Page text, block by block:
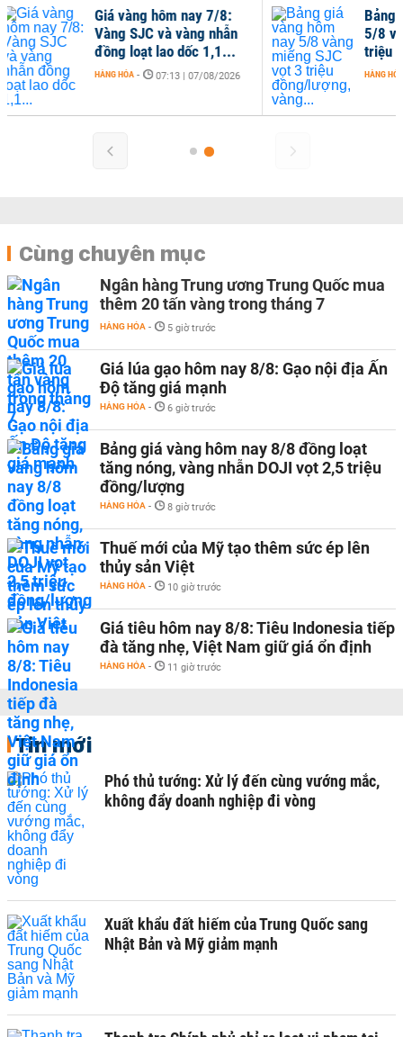
hôm nay 7/8:
và vàng nhẫn
lao dốc 1,1...
07:13 | 07/08/2026
Bảng giá vàng hôm nay
5/8 vàng miếng SJC vọt 3
triệu đồng/lượng, vàng...
HÀNG HÓA - 13:26 | 05/08/2026
Cùng chuyên mục
Ngân hàng Trung ương Trung Quốc mua
thêm 20 tấn vàng trong tháng 7
HÀNG HÓA - 5 giờ trước
Giá lúa gạo hôm nay 8/8: Gạo nội địa Ấn
Độ tăng giá mạnh
HÀNG HÓA - 6 giờ trước
Bảng giá vàng hôm nay 8/8 đồng loạt
tăng nóng, vàng nhẫn DOJI vọt 2,5 triệu
đồng/lượng
HÀNG HÓA - 8 giờ trước
Thuế mới của Mỹ tạo thêm sức ép lên
thủy sản Việt
HÀNG HÓA - 10 giờ trước
Giá tiêu hôm nay 8/8: Tiêu Indonesia tiếp
đà tăng nhẹ, Việt Nam giữ giá ổn định
HÀNG HÓA - 11 giờ trước
Tin mới
Phó thủ tướng: Xử lý đến cùng vướng mắc,
không đẩy doanh nghiệp đi vòng
Xuất khẩu đất hiếm của Trung Quốc sang
Nhật Bản và Mỹ giảm mạnh